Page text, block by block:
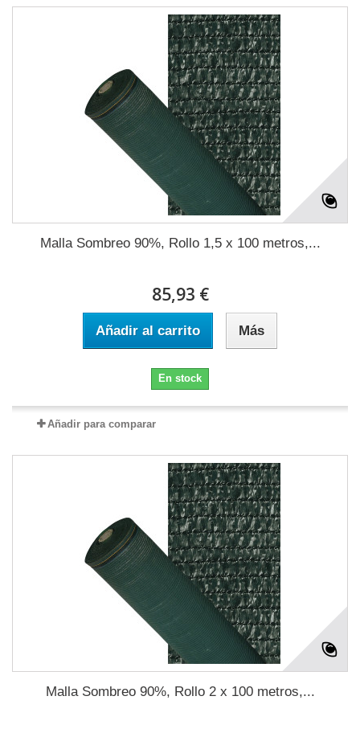
Malla Sombreo 90%, Rollo 1,5 x 100 metros,...
85,93 €
Añadir al carrito Más
En stock
Añadir para comparar
Malla Sombreo 90%, Rollo 2 x 100 metros,...